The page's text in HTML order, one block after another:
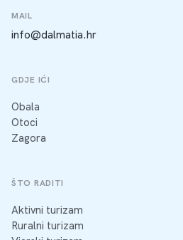
MAIL
info@dalmatia.hr
GDJE IĆI
Obala
Otoci
Zagora
ŠTO RADITI
Aktivni turizam
Ruralni turizam